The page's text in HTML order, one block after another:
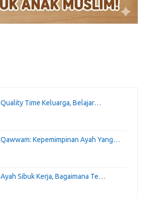
Quality Time Keluarga, Belajar…
Qawwam: Kepemimpinan Ayah Yang…
Ayah Sibuk Kerja, Bagaimana Te…